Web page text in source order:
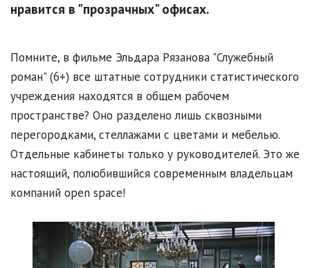
нравится в "прозрачных" офисах.
Помните, в фильме Эльдара Рязанова "Служебный
роман" (6+) все штатные сотрудники статистического
учреждения находятся в общем рабочем
пространстве? Оно разделено лишь сквозными
перегородками, стеллажами с цветами и мебелью.
Отдельные кабинеты только у руководителей. Это же
настоящий, полюбившийся современным владельцам
компаний open space!